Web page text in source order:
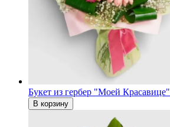
Букет из гербер "Моей Красавице"
В корзину